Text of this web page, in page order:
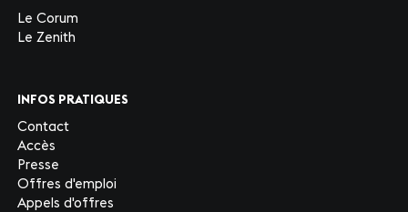
Le Corum
Le Zenith
INFOS PRATIQUES
Contact
Accès
Presse
Offres d'emploi
Appels d'offres